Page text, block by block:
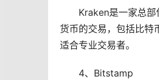
Kraken是一家总
货币的交易，包括比特
适合专业交易者。
4、Bitstamp